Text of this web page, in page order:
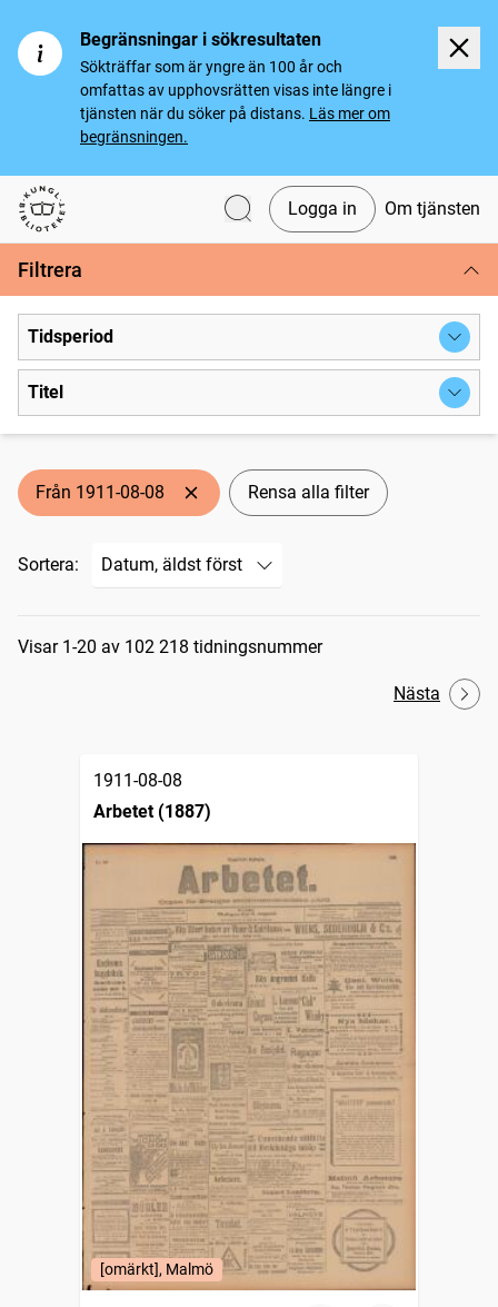
Begränsningar i sökresultaten
Sökträffar som är yngre än 100 år och
omfattas av upphovsrätten visas inte längre i
tjänsten när du söker på distans. Läs mer om
begränsningen.
Svenska tidningar
Logga in Om tjänsten
Filtrera
Tidsperiod
Titel
Från 1911-08-08 Rensa alla filter
Sortera:
Sökresultat
Visar 1-20 av 102 218 tidningsnummer
Nästa
1911-08-08
Arbetet (1887)
[omärkt], Malmö